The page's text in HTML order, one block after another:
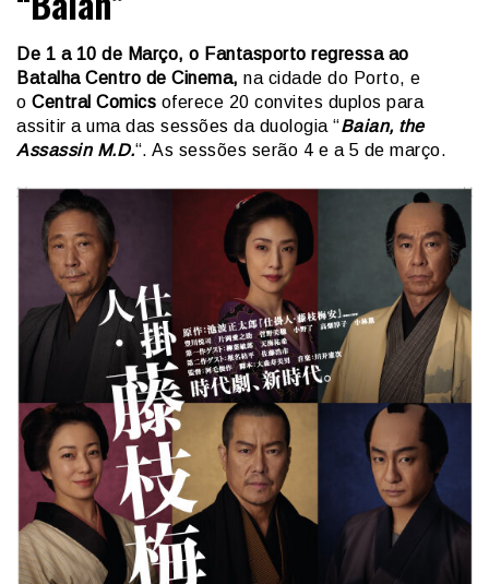
De 1 a 10 de Março, o Fantasporto regressa ao
Batalha Centro de Cinema, na cidade do Porto, e
o Central Comics oferece 20 convites duplos para
assitir a uma das sessões da duologia “Baian, the
Assassin M.D.“. As sessões serão 4 e a 5 de março.